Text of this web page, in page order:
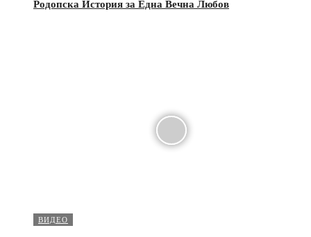
Родопска История за Една Вечна Любов
ВИДЕО